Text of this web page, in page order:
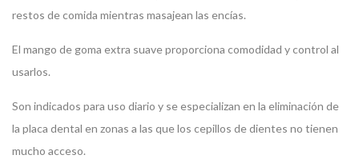
restos de comida mientras masajean las encías.
El mango de goma extra suave proporciona comodidad y control al
usarlos.
Son indicados para uso diario y se especializan en la eliminación de
la placa dental en zonas a las que los cepillos de dientes no tienen
mucho acceso.